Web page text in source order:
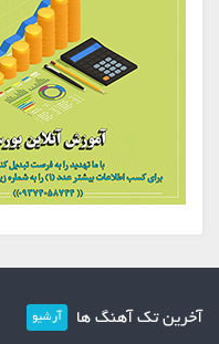
آخرین تک آهنگ ها آرشیو